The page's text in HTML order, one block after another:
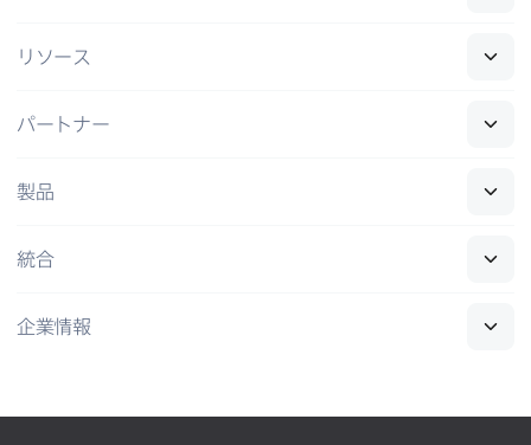
リソース
パートナー
製品
統合
企業情報